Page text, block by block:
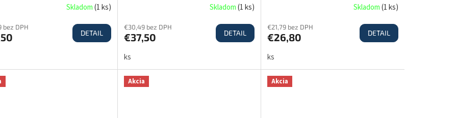
Skladom(1 ks)
bez DPH
DETAIL
Skladom(1 ks)
€30,49 bez DPH
€37,50 DETAIL
ks
Skladom(1 ks)
€21,79 bez DPH
€26,80 DETAIL
ks
Akcia Akcia